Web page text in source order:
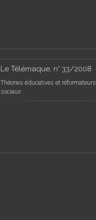
Le Télémaque, n° 33/2008
Théories éducatives et réformateurs
sociaux